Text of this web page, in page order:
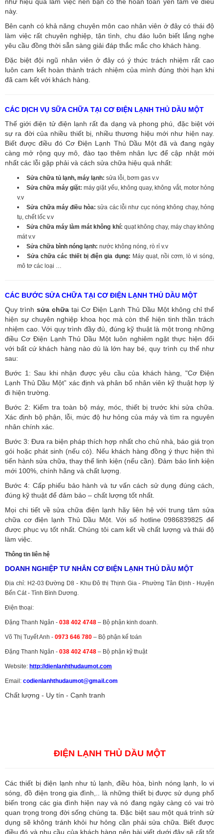
này.
Bên cạnh có khả năng chuyên môn cao nhân viên ở đây có thái độ
làm việc rất chuyên nghiệp, tận tình, chu đáo luôn biết lắng nghe
yêu cầu đồng thời sẵn sàng giải đáp thắc mắc cho khách hàng.
Đặc biệt đội ngũ nhân viên ở đây có ý thức trách nhiệm rất cao
luôn cam kết hoàn thành trách nhiệm của mình đúng thời hạn khi
đã cam kết với khách hàng.
CÁC DỊCH VỤ SỮA CHỮA TẠI CƠ ĐIỆN LẠNH THỦ DẦU MỘT
Thế giới điện tử điện lạnh rất đa dạng và phong phú, đặc biệt với
sự ra đời của nhiều thiết bị, nhiều thương hiệu mới như hiện nay.
Biết được điều đó Cơ Điện Lạnh Thủ Dầu Một đã và đang ngày
càng mở rộng quy mô, đào tạo thêm nhân lực để cập nhật mới
nhất các lỗi gặp phải và cách sửa chữa hiệu quả nhất:
Sửa chữa tủ lạnh, máy lạnh: sửa lỗi, bơm gas v.v
Sửa chữa máy giặt:máy giặt yếu, không quay, không vắt, motor hỏng
v.v
Sửa chữa máy điều hòa: sửa các lỗi như cục nóng không chạy, hỏng
tụ, chết lốc v.v
Sửa chữa máy làm mát không khí: quạt không chạy, máy chạy không
mát v.v
Sửa chữa bình nóng lạnh: nước không nóng, rò rỉ v.v
Sửa chữa các thiết bị điện gia dụng: Máy quạt, nồi cơm, lò vi sóng,
mô tơ các loại …
CÁC BƯỚC SỬA CHỮA TẠI CƠ ĐIỆN LẠNH THỦ DẦU MỘT
Quy trình sửa chữa tại Cơ Điện Lạnh Thủ Dầu Một không chỉ thể
hiện sự chuyên nghiệp khoa học mà còn thể hiện tinh thần trách
nhiệm cao. Với quy trình đầy đủ, đúng kỹ thuật là một trong những
điều Cơ Điện Lạnh Thủ Dầu Một luôn nghiêm ngặt thực hiện đối
với bất cứ khách hàng nào dù là lớn hay bé, quy trình cụ thể như
sau:
Bước 1: Sau khi nhận được yêu cầu của khách hàng, "Cơ Điện
Lạnh Thủ Dầu Một” xác định và phân bổ nhân viên kỹ thuật hợp lý
đi hiện trường.
Bước 2: Kiểm tra toàn bộ máy, móc, thiết bị trước khi sửa chữa.
Xác định bộ phận, lỗi, mức độ hư hỏng của máy và tìm ra nguyên
nhân chính xác.
Bước 3: Đưa ra biện pháp thích hợp nhất cho chủ nhà, báo giá trọn
gói hoặc phát sinh (nếu có). Nếu khách hàng đồng ý thực hiện thì
tiến hành sửa chữa, thay thế linh kiện (nếu cần). Đảm bảo linh kiện
mới 100%, chính hãng và chất lượng.
Bước 4: Cấp phiếu bảo hành và tư vấn cách sử dụng đúng cách,
đúng kỹ thuật để đảm bảo – chất lượng tốt nhất.
Mọi chi tiết về sửa chữa điện lạnh hãy liên hệ với trung tâm sửa
chữa cơ điện lạnh Thủ Dầu Một. Với số hotline 0986839825 để
được phục vụ tốt nhất. Chúng tôi cam kết về chất lượng và thái độ
làm việc.
Thông tin liên hệ
DOANH NGHIỆP TƯ NHÂN CƠ ĐIỆN LẠNH THỦ DẦU MỘT
Địa chỉ: H2-03 Đường D8 - Khu Đô thị Thịnh Gia - Phường Tân Định - Huyện
Bến Cát - Tỉnh Bình Dương.
Điện thoại:
Đặng Thanh Ngân - 038 402 4748 – Bộ phận kinh doanh.
Võ Thị Tuyết Anh - 0973 646 780 – Bộ phận kế toán
Đặng Thanh Ngân - 038 402 4748 – Bộ phận kỹ thuật
Website: http://dienlanhthudaumot.com
Email: codienlanhthudaumot@gmail.com
Chất lượng - Uy tín - Cạnh tranh
ĐIỆN LẠNH THỦ DẦU MỘT
Các thiết bị điện lạnh như tủ lạnh, điều hòa, bình nóng lạnh, lo vi
sóng, đồ điện trong gia đình,.. là những thiết bị được sử dụng phổ
biến trong các gia đình hiện nay và nó đang ngày càng có vai trò
quan trọng trong đời sống chúng ta. Đặc biệt sau một quá trình sử
dụng sẽ không tránh khỏi hư hỏng cần phải sửa chữa. Biết được
điều đó và nhu cầu của khách hàng nên bài viết dưới đây sẽ rất tốt